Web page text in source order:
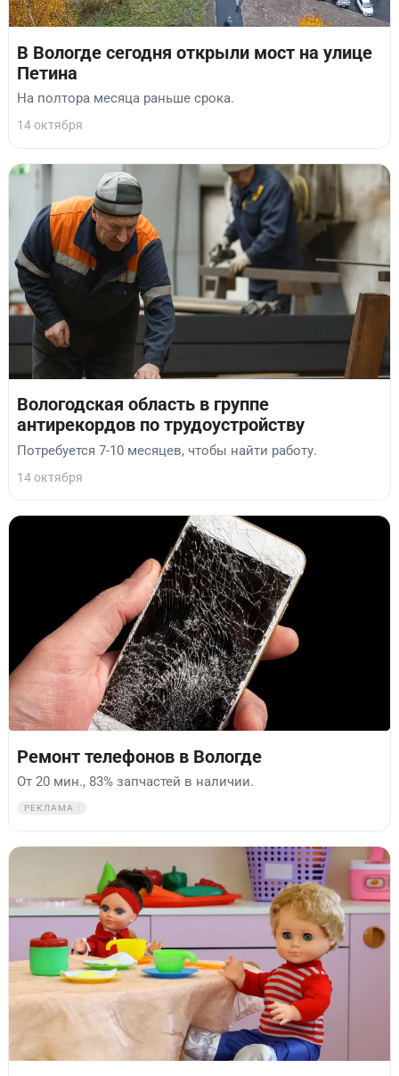
В Вологде сегодня открыли мост на улице
Петина
На полтора месяца раньше срока.
14 октября
Вологодская область в группе
антирекордов по трудоустройству
Потребуется 7-10 месяцев, чтобы найти работу.
14 октября
Ремонт телефонов в Вологде
От 20 мин., 83% запчастей в наличии.
РЕКЛАМА